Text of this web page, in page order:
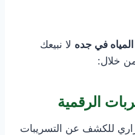
في جده لا نبيعك
خلال:
للكشف عن التسريبات